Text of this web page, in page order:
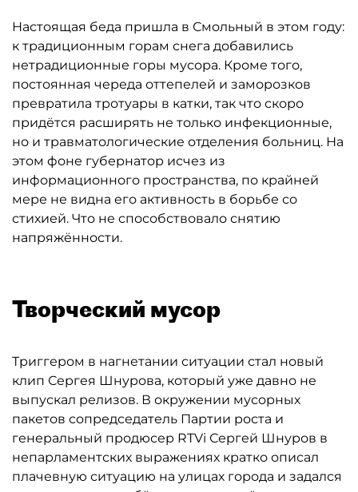
Настоящая беда пришла в Смольный в этом году:
к традиционным горам снега добавились
нетрадиционные горы мусора. Кроме того,
постоянная череда оттепелей и заморозков
превратила тротуары в катки, так что скоро
придётся расширять не только инфекционные,
но и травматологические отделения больниц. На
этом фоне губернатор исчез из
информационного пространства, по крайней
мере не видна его активность в борьбе со
стихией. Что не способствовало снятию
напряжённости.
Творческий мусор
Триггером в нагнетании ситуации стал новый
клип Сергея Шнурова, который уже давно не
выпускал релизов. В окружении мусорных
пакетов сопредседатель Партии роста и
генеральный продюсер RTVi Сергей Шнуров в
непарламентских выражениях кратко описал
плачевную ситуацию на улицах города и задался